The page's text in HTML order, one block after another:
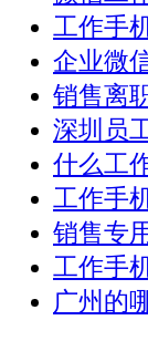
工作手
企业微
销售离
深圳员
什么工
工作手
销售专
工作手
广州的